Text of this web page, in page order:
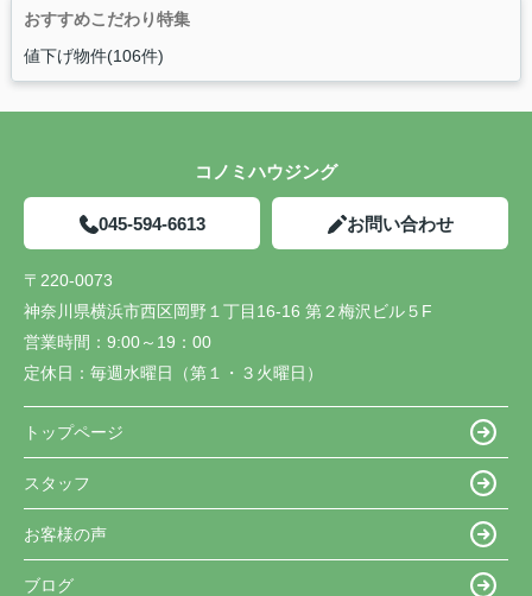
おすすめこだわり特集
値下げ物件(106件)
コノミハウジング
045-594-6613 お問い合わせ
〒220-0073
神奈川県横浜市西区岡野１丁目16-16 第２梅沢ビル５F
営業時間： 9:00～19：00
定休日： 毎週水曜日（第１・３火曜日）
トップページ
スタッフ
お客様の声
ブログ